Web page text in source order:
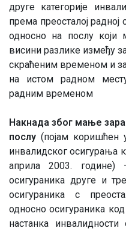
друге категорије
према преосталој
односно на послу који
висини разлике између
скраћеним временом и
на истом радном
радним временом
Накнада због мање
послу (појам коришћен
инвалидског осигурања
априла 2003. године)
осигураника друге и
осигураника с
односно осигураника
настанка